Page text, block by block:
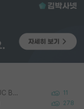
Korea University 수학, 컴퓨터과학 이학사, UC Berkeley 산업공학 대학원 공학박사가 되는 것은 쉽지 않겠죠? 11
278